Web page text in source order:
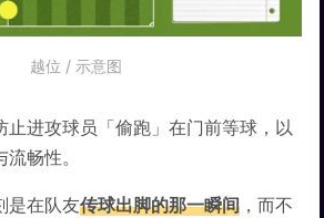
越位 / 示意图
止进攻球员「偷跑」在门前等球，以
畅性。
是在队友传球出脚的那一瞬间 ，而不